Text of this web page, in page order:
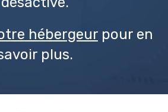
hébergeur pour en
plus.